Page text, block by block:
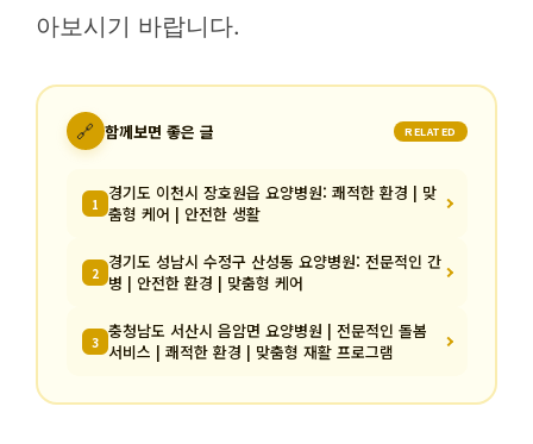
아보시기 바랍니다.
🔗 함께보면 좋은 글 RELATED
1 경기도 이천시 장호원읍 요양병원: 쾌적한 환경 | 맞
춤형 케어 | 안전한 생활
2 경기도 성남시 수정구 산성동 요양병원: 전문적인 간
병 | 안전한 환경 | 맞춤형 케어
3 충청남도 서산시 음암면 요양병원 | 전문적인 돌봄
서비스 | 쾌적한 환경 | 맞춤형 재활 프로그램